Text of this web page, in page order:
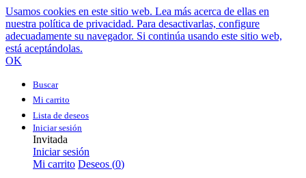
Usamos cookies en este sitio web. Lea más acerca de ellas en
nuestra política de privacidad. Para desactivarlas, configure
adecuadamente su navegador. Si continúa usando este sitio web,
está aceptándolas.
OK
Buscar
Mi carrito
Lista de deseos
Iniciar sesión
Invitada
Iniciar sesión
Mi carrito Deseos (0)